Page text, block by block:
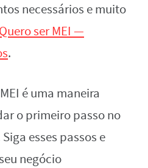
necessários e muito
Quero ser MEI —
.
é uma maneira
o primeiro passo no
esses passos e
negócio